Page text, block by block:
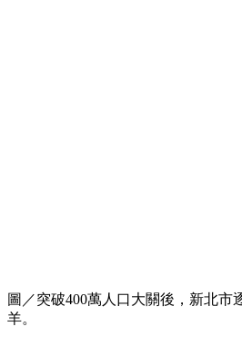
圖／突破400萬人口大關後，新北市
羊。